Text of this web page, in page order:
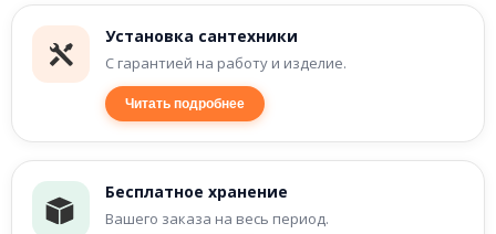
Установка сантехники
С гарантией на работу и изделие.
Читать подробнее
Бесплатное хранение
Вашего заказа на весь период.